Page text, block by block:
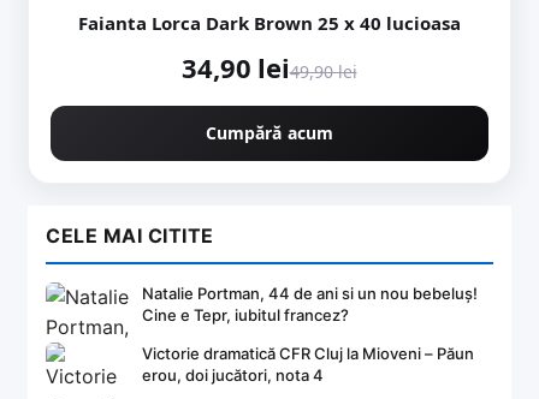
Faianta Lorca Dark Brown 25 x 40 lucioasa
34,90 lei49,90 lei
Cumpără acum
CELE MAI CITITE
Natalie Portman, 44 de ani si un nou bebeluș!
Cine e Tepr, iubitul francez?
Victorie dramatică CFR Cluj la Mioveni – Păun
erou, doi jucători, nota 4